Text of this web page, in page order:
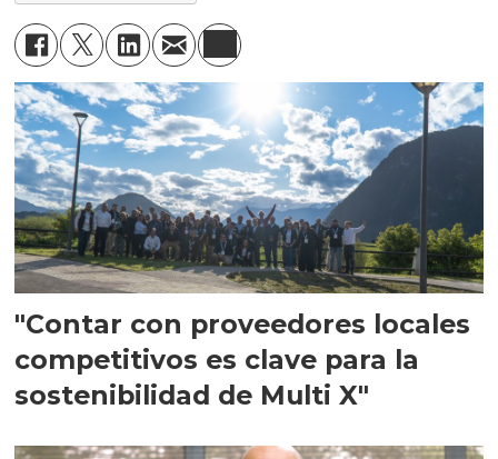
"Contar con proveedores locales
competitivos es clave para la
sostenibilidad de Multi X"